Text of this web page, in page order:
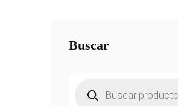
Buscar
productos